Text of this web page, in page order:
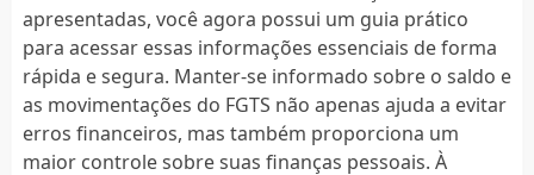
apresentadas, você agora possui um guia prático
para acessar essas informações essenciais de forma
rápida e segura. Manter-se informado sobre o saldo e
as movimentações do FGTS não apenas ajuda a evitar
erros financeiros, mas também proporciona um
maior controle sobre suas finanças pessoais. À